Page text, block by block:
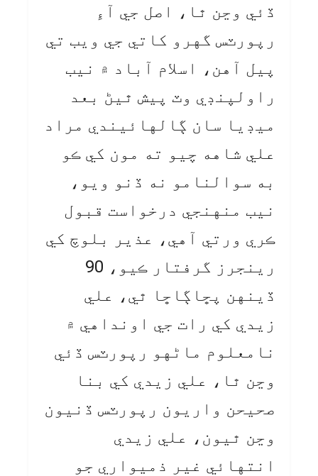
ڏئي وڃن ٿا، اصل جي آءِ
رپورٽس گهرو کاتي جي ويب تي
پيل آهن، اسلام آباد ۾ نيب
راولپنڊي وٽ پيش ٿيڻ بعد
ميڊيا سان ڳالهائيندي مراد
علي شاهه چيو ته مون کي ڪو
به سوالنامو نه ڏنو ويو،
نيب منهنجي درخواست قبول
ڪري ورتي آهي، عذير بلوچ کي
رينجرز گرفتار ڪيو، 90
ڏينهن پڇاڳاڇا ٿي، علي
زيدي کي رات جي اونداهي ۾
نامعلوم ماڻهو رپورٽس ڏئي
وڃن ٿا، علي زيدي کي بنا
صحيحن واريون رپورٽس ڏنيون
وڃن ٿيون، علي زيدي
انتهائي غير ذميواري جو